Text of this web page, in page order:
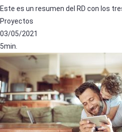
Este es un resumen del RD con los
Proyectos
03/05/2021
5min.